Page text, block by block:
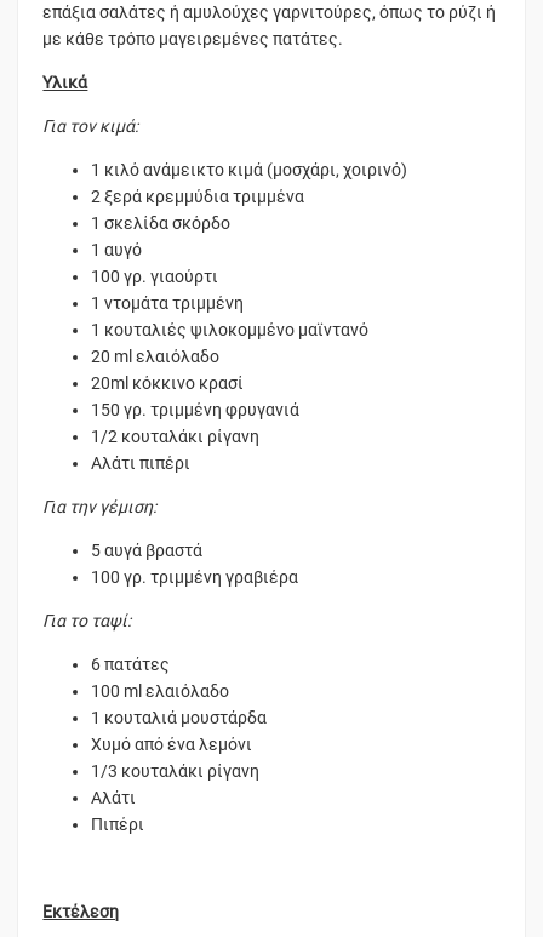
επάξια σαλάτες ή αμυλούχες γαρνιτούρες, όπως το ρύζι ή
με κάθε τρόπο μαγειρεμένες πατάτες.
Υλικά
Για τον κιμά:
1 κιλό ανάμεικτο κιμά (μοσχάρι, χοιρινό)
2 ξερά κρεμμύδια τριμμένα
1 σκελίδα σκόρδο
1 αυγό
100 γρ. γιαούρτι
1 ντομάτα τριμμένη
1 κουταλιές ψιλοκομμένο μαϊντανό
20 ml ελαιόλαδο
20ml κόκκινο κρασί
150 γρ. τριμμένη φρυγανιά
1/2 κουταλάκι ρίγανη
Αλάτι πιπέρι
Για την γέμιση:
5 αυγά βραστά
100 γρ. τριμμένη γραβιέρα
Για το ταψί:
6 πατάτες
100 ml ελαιόλαδο
1 κουταλιά μουστάρδα
Χυμό από ένα λεμόνι
1/3 κουταλάκι ρίγανη
Αλάτι
Πιπέρι
Εκτέλεση